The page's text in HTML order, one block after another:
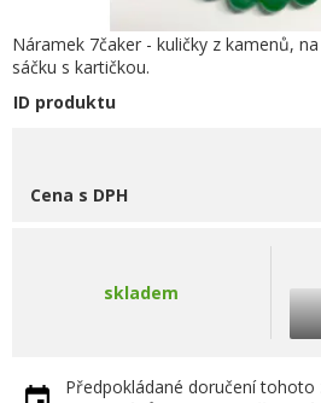
Náramek 7čaker - kuličky z kamenů,
sáčku s kartičkou.
ID produktu
Cena s DPH
skladem
Předpokládané doručení